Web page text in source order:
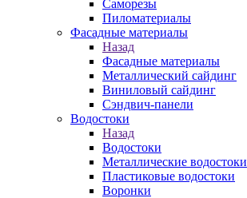
Саморезы
Пиломатериалы
Фасадные материалы
Назад
Фасадные материалы
Металлический сайдинг
Виниловый сайдинг
Сэндвич-панели
Водостоки
Назад
Водостоки
Металлические водостоки
Пластиковые водостоки
Воронки